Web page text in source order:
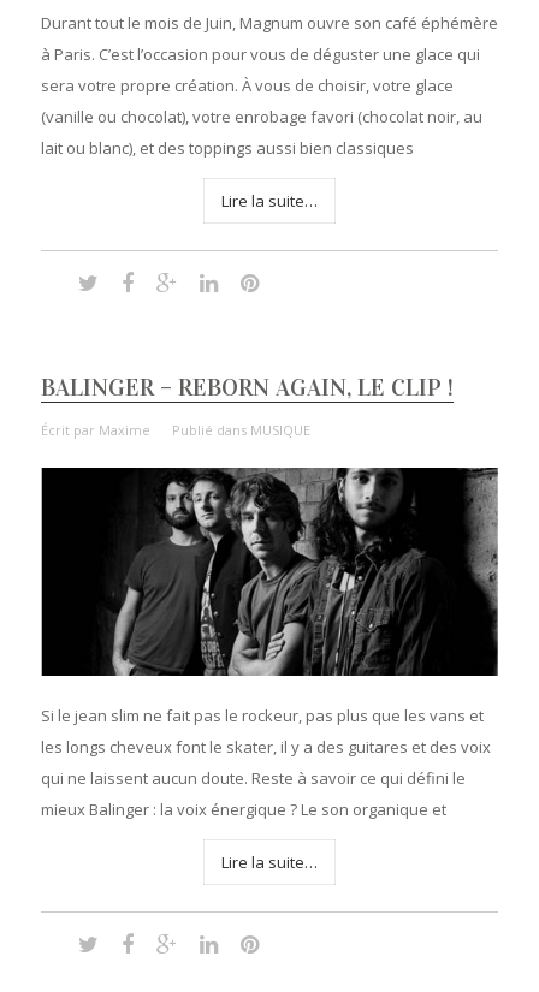
Durant tout le mois de Juin, Magnum ouvre son café éphémère
à Paris. C’est l’occasion pour vous de déguster une glace qui
sera votre propre création. À vous de choisir, votre glace
(vanille ou chocolat), votre enrobage favori (chocolat noir, au
lait ou blanc), et des toppings aussi bien classiques
Lire la suite…
BALINGER – REBORN AGAIN, LE CLIP !
Écrit par Maxime Publié dans MUSIQUE
Si le jean slim ne fait pas le rockeur, pas plus que les vans et
les longs cheveux font le skater, il y a des guitares et des voix
qui ne laissent aucun doute. Reste à savoir ce qui défini le
mieux Balinger : la voix énergique ? Le son organique et
Lire la suite…